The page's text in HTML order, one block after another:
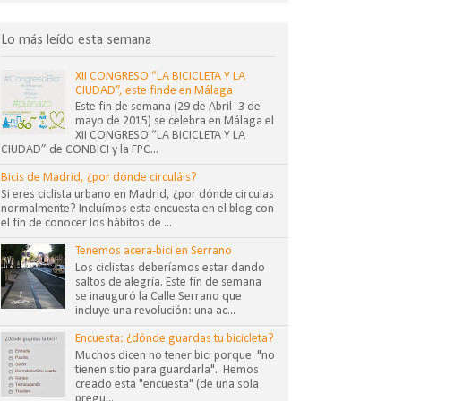
Lo más leído esta semana
XII CONGRESO “LA BICICLETA Y LA
CIUDAD”, este finde en Málaga
Este fin de semana (29 de Abril -3 de
mayo de 2015) se celebra en Málaga el
XII CONGRESO “LA BICICLETA Y LA
CIUDAD” de CONBICI y la FPC...
Bicis de Madrid, ¿por dónde circuláis?
Si eres ciclista urbano en Madrid, ¿por dónde circulas
normalmente? Incluímos esta encuesta en el blog con
el fín de conocer los hábitos de ...
Tenemos acera-bici en Serrano
Los ciclistas deberíamos estar dando
saltos de alegría. Este fin de semana
se inauguró la Calle Serrano que
incluye una revolución: una ac...
Encuesta: ¿dónde guardas tu bicicleta?
Muchos dicen no tener bici porque "no
tienen sitio para guardarla". Hemos
creado esta "encuesta" (de una sola